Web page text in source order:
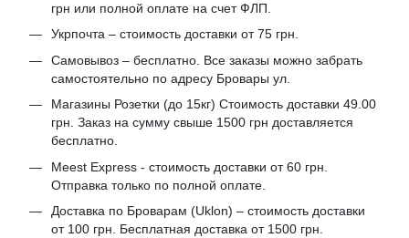
грн или полной оплате на счет ФЛП.
Укрпочта – стоимость доставки от 75 грн.
Самовывоз – бесплатно. Все заказы можно забрать
самостоятельно по адресу Бровары ул.
Магазины Розетки (до 15кг) Стоимость доставки 49.00
грн. Заказ на сумму свыше 1500 грн доставляется
бесплатно.
Meest Express - стоимость доставки от 60 грн.
Отправка только по полной оплате.
Доставка по Броварам (Uklon) – стоимость доставки
от 100 грн. Бесплатная доставка от 1500 грн.